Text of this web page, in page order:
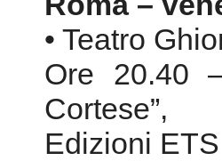
“Voce fuori
Ore
regia di